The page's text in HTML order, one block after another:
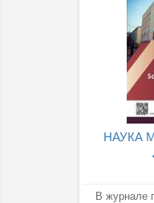
НАУКА
В журнале